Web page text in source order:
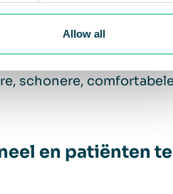
Allow all
luchtreinigers in
voor/na-studie
was erg blij met
schonere,
en patiënten